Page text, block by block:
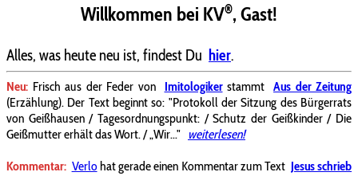
Willkommen bei KV®, Gast!
Alles, was heute neu ist, findest Du hier.
Neu: Frisch aus der Feder von Imitologikerstammt Aus der Zeitung
(Erzählung). Der Text beginnt so: "Protokoll der Sitzung des Bürgerrats
von Geißhausen / Tagesordnungspunkt: / Schutz der Geißkinder / Die
Geißmutter erhält das Wort. / „Wir..." weiterlesen!
Kommentar: Verlohat gerade einen Kommentar zum Text Jesus schrieb